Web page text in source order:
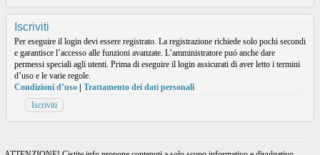
Iscriviti
Per eseguire il login devi essere registrato. La registrazione richiede solo pochi secondi
e garantisce l’accesso alle funzioni avanzate. L’amministratore puó anche dare
permessi speciali agli utenti. Prima di eseguire il login assicurati di aver letto i termini
d’uso e le varie regole.
Condizioni d’uso
Trattamento dei dati personali
Iscriviti